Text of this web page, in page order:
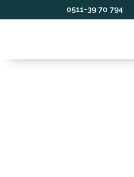
0511-39 70 794